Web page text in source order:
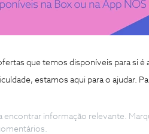
que temos disponíveis para si é
estamos aqui para o ajudar.
encontrar informação relevante.